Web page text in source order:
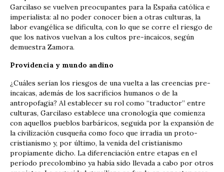
Garcilaso se vuelven preocupantes para la España católica e
imperialista: al no poder conocer bien a otras culturas, la
labor evangélica se dificulta, con lo que se corre el riesgo de
que los nativos vuelvan a los cultos pre-incaicos, según
demuestra Zamora.
Providencia y mundo andino
¿Cuáles serían los riesgos de una vuelta a las creencias pre-
incaicas, además de los sacrificios humanos o de la
antropofagia? Al establecer su rol como “traductor” entre
culturas, Garcilaso establece una cronología que comienza
con aquellos pueblos barbáricos, seguida por la expansión de
la civilización cusqueña como foco que irradia un proto-
cristianismo y, por último, la venida del cristianismo
propiamente dicho. La diferenciación entre etapas en el
período precolombino ya había sido llevada a cabo por otros